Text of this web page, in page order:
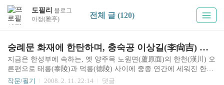
도필리 블로그
아정(雅亭)
전체 글 (120)
숭례문 화재에 한탄하며, 충숙공 이상길(李尙吉) 신도비
지금은 한성부에 속하는, 옛 양주목 노원면(蘆原面)의 한천(漢川) 오
른편으로 태릉(泰陵)과 덕릉(德陵) 사이에 중종 연간에 세워진 한글
영비(靈碑)가 서 있는 작은 길목이 있는데, 그 어귀에 즈음하여 충숙
작문/필기 2008. 2. 11. 22:14 댓글